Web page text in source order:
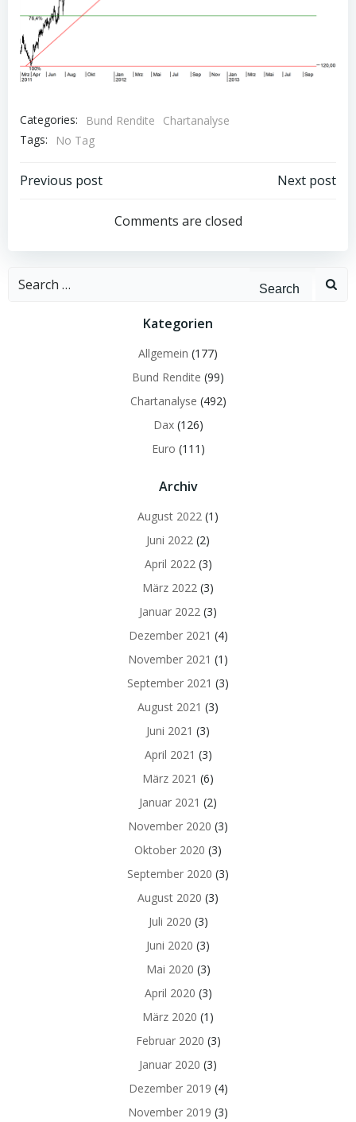
Categories: Bund Rendite
Chartanalyse
Tags:
No Tag
Post
navigation
Previous post
navigation
Next post
Comments are closed
Search
Kategorien
Allgemein (177)
Bund Rendite (99)
Chartanalyse (492)
Dax(126)
Euro (111)
Archiv
August 2022 (1)
Juni 2022 (2)
April 2022 (3)
März 2022 (3)
Januar 2022 (3)
Dezember 2021 (4)
November 2021 (1)
September 2021 (3)
August 2021 (3)
Juni 2021 (3)
April 2021 (3)
März 2021 (6)
Januar 2021 (2)
November 2020 (3)
Oktober 2020 (3)
September 2020 (3)
August 2020 (3)
Juli 2020 (3)
Juni 2020 (3)
Mai 2020 (3)
April 2020 (3)
März 2020 (1)
Februar 2020 (3)
Januar 2020 (3)
Dezember 2019 (4)
November 2019 (3)